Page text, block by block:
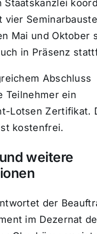
Staatskanzlei
vier
Mai und Oktober
in Präsenz
Abschluss
Teilnehmer ein
Lotsen Zertifikat.
kostenfrei.
weitere
der
im Dezernat